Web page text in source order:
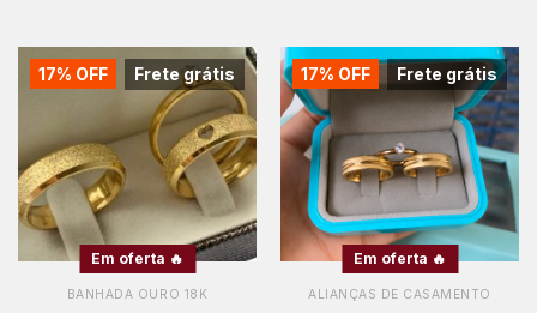
Frete grátis
17% OFF
Em oferta 🔥
BANHADA OURO 18K
Frete grátis
17% OFF
Em oferta 🔥
ALIANÇAS DE CASAMENTO